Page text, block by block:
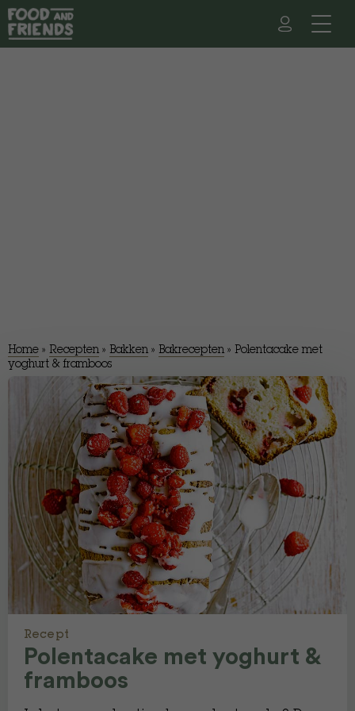
Home » Recepten » Bakken » Bakrecepten » Polentacake met
yoghurt & framboos
Recept
Polentacake met yoghurt &
framboos